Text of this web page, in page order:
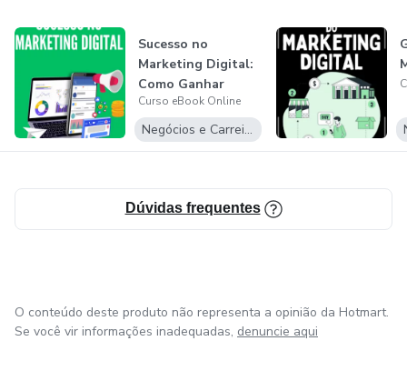
Junte-se a nós e comece a transformar sua vida hoje
mesmo!
Sucesso no
Marketing Digital:
Como Ganhar
Dinheiro Nesse
Uni...
Curso eBook Online
Negócios e Carreira
Dúvidas frequentes
O conteúdo deste produto não representa a opinião da Hotmart.
Se você vir informações inadequadas, denuncie aqui